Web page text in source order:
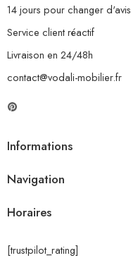
14 jours pour changer d'avis
Service client réactif
Livraison en 24/48h
contact@vodali-mobilier.fr
Informations
Navigation
Horaires
[trustpilot_rating]